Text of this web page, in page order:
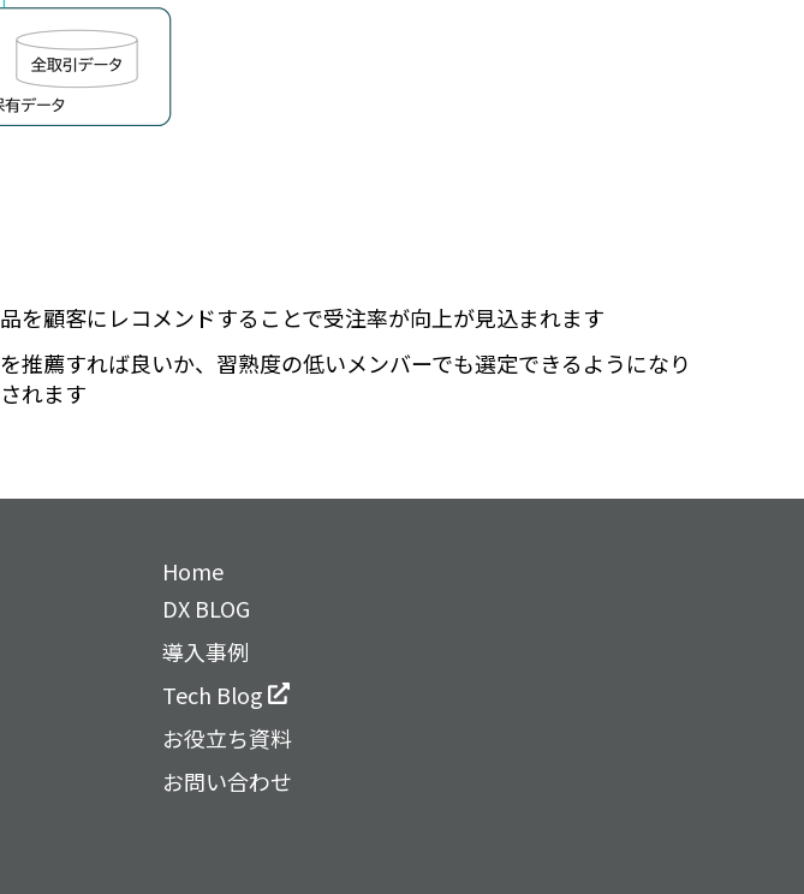
を顧客にレコメンドすることで受注率が向上が見込まれます
推薦すれば良いか、習熟度の低いメンバーでも選定できるようになり
れます
Home
DX BLOG
導入事例
Tech Blog
お役立ち資料
お問い合わせ